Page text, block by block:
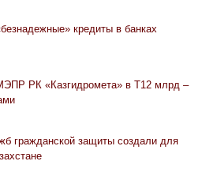
кредиты в банках
РК «Казгидромета» в Т12 млрд –
гражданской защиты создали для